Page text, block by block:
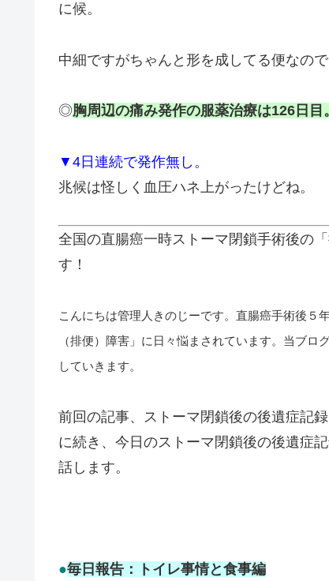
に候。
中細ですがちゃんと形を成してる便なの
◎胸周辺の痛み発作の服薬治療は126 日目。
▼ 4日連続で発作無し。
兆候は怪しく血圧ハネ上がったけどね。
全国の直腸癌一時ストーマ閉鎖手術後の
す！
こんにちは管理人きのじーです。直腸癌手術後５
（排便）障害」に日々悩まされています。当ブ
していきます。
前回の記事、ストーマ閉鎖後の後遺症記
に続き、今日のストーマ閉鎖後の後遺症
話します。
●毎日報告：トイレ事情と食事編